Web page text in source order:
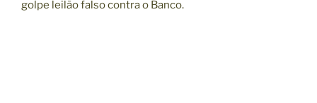
golpe leilão falso contra o Banco.